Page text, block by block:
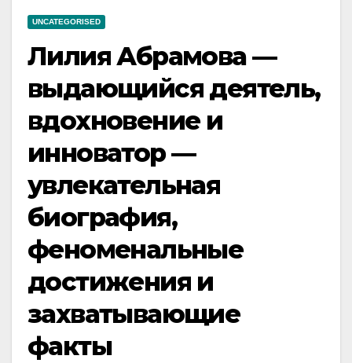
UNCATEGORISED
Лилия Абрамова —
выдающийся деятель,
вдохновение и
инноватор —
увлекательная
биография,
феноменальные
достижения и
захватывающие
факты